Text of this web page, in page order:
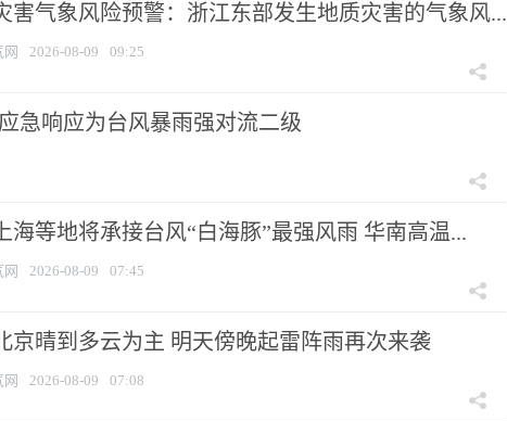
害气象风险预警：浙江东部发生地质灾害的气象风...
网 2026-08-09 09:25
急响应为台风暴雨强对流二级
海等地将承接台风“白海豚”最强风雨 华南高温...
网 2026-08-09 07:45
京晴到多云为主 明天傍晚起雷阵雨再次来袭
网 2026-08-09 07:08